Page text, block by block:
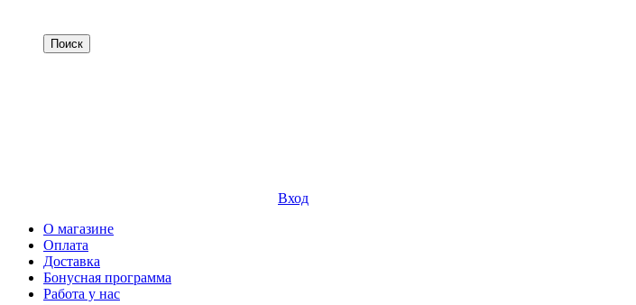
Вход
О магазине
Оплата
Доставка
Бонусная программа
Работа у нас